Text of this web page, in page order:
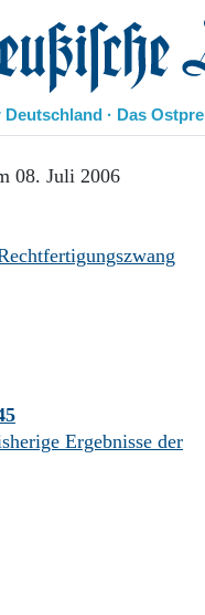
Allgemeine Zeitung
· Das
Danzig und
08. Juli 2006
Ergebnisse der